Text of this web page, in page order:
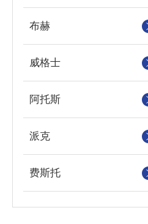
布赫
威格士
阿托斯
派克
费斯托